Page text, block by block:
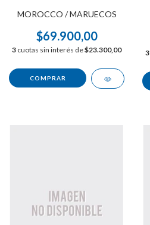
MOROCCO / MARUECOS
$69.900,00
3 cuotas sin interés de$23.300,00 3